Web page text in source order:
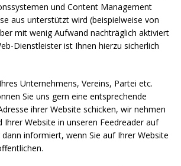
und Content Management
aus unterstützt wird (beispielweise von
mit wenig Aufwand nachträglich aktiviert
Dienstleister ist Ihnen hierzu sicherlich
Unternehmens, Vereins, Partei etc.
Sie uns gern eine entsprechende
ihrer Website schicken, wir nehmen
Ihrer Website in unseren Feedreader auf
informiert, wenn Sie auf Ihrer Website